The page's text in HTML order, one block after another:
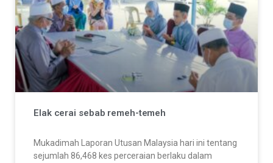
Elak cerai sebab remeh-temeh
Mukadimah Laporan Utusan Malaysia hari ini tentang
sejumlah 86,468 kes perceraian berlaku dalam